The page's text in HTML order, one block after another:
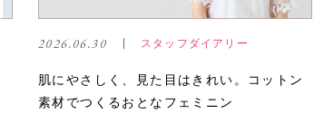
2026.06.30 スタッフダイアリー
肌にやさしく、見た目はきれい。コットン
素材でつくるおとなフェミニン